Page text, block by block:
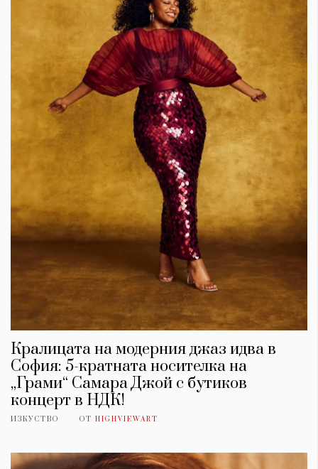
Кралицата на модерния джаз идва в
София: 5-кратната носителка на
„Грами“ Самара Джой с бутиков
концерт в НДК!
ИЗКУСТВО ОТ HIGHVIEWART
КАТЕГОРИИ ЗА НАС